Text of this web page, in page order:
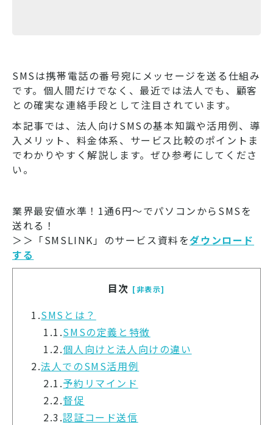
SMSは携帯電話の番号宛にメッセージを送る仕組み
です。個人間だけでなく、最近では法人でも、顧客
との確実な連絡手段として注目されています。
本記事では、法人向けSMSの基本知識や活用例、導
入メリット、料金体系、サービス比較のポイントま
でわかりやすく解説します。ぜひ参考にしてくださ
い。
業界最安値水準！1通6円～でパソコンからSMSを
送れる！
＞＞「SMSLINK」のサービス資料をダウンロード
する
目次 [非表示]
1.SMSとは？
1.1.SMSの定義と特徴
1.2.個人向けと法人向けの違い
2.法人でのSMS活用例
2.1.予約リマインド
2.2.督促
2.3.認証コード送信